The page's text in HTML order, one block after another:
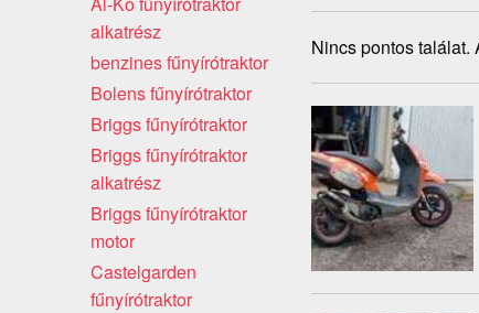
Nincs pontos találat.
alkatrész
benzines fűnyírótraktor
Bolens fűnyírótraktor
Briggs fűnyírótraktor
Briggs fűnyírótraktor
alkatrész
Briggs fűnyírótraktor
motor
Castelgarden
fűnyírótraktor